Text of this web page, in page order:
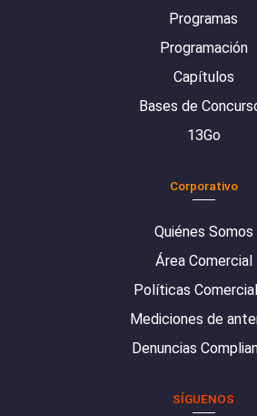
Programas
Programación
Capítulos
Bases de
13Go
Corporativo
Quiénes Somos
Área Comercial
Políticas
Mediciones de
Denuncias
SÍGUENOS